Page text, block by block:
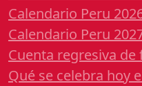
Calendario Peru
Calendario Peru
Cuenta regresiva de
Qué se celebra hoy